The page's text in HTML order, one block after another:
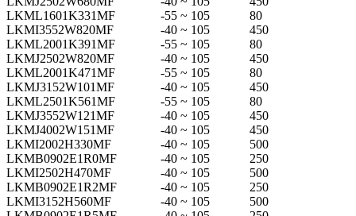
LKML1601K331MF
-55 ~ 105
80
LKMI3552W820MF
-40 ~ 105
450
LKML2001K391MF
-55 ~ 105
80
LKMJ2502W820MF
-40 ~ 105
450
LKML2001K471MF
-55 ~ 105
80
LKMJ3152W101MF
-40 ~ 105
450
LKML2501K561MF
-55 ~ 105
80
LKMJ3552W121MF
-40 ~ 105
450
LKMJ4002W151MF
-40 ~ 105
450
LKMI2002H330MF
-40 ~ 105
500
LKMB0902E1R0MF
-40 ~ 105
250
LKMI2502H470MF
-40 ~ 105
500
LKMB0902E1R2MF
-40 ~ 105
250
LKMI3152H560MF
-40 ~ 105
500